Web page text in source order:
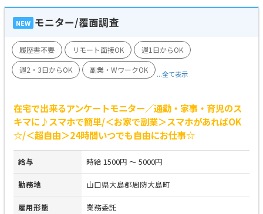
NEW モニター/覆面調査
履歴書不要 リモート面接OK
週1日からOK
週2・3日からOK
副業・WワークOK ...全て表示
在宅で出来るアンケートモニター／通勤・家事・育児のス
キマに♪スマホで簡単/＜お家で副業＞スマホがあればOK
☆/＜超自由＞24時間いつでも自由にお仕事☆
給与 時給 1500円 ～ 5000円
勤務地 山口県大島郡周防大島町
雇用形態 業務委託